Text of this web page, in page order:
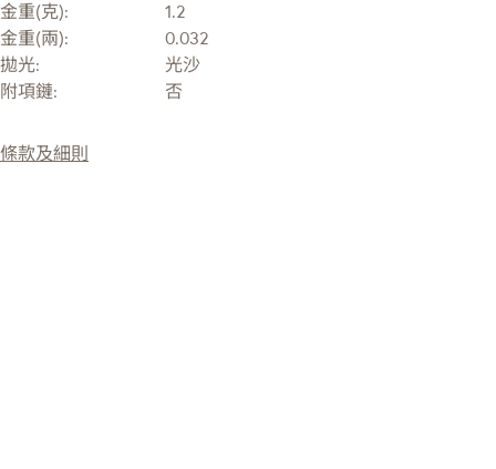
金重(克):
1.2
金重(兩):
0.032
拋光:
光沙
附項鏈:
否
條款及細則